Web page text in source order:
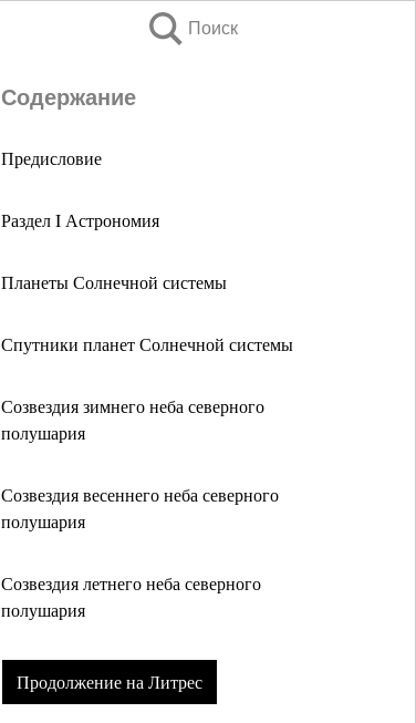
Поиск
Содержание
Предисловие
Раздел I Астрономия
Планеты Солнечной системы
Спутники планет Солнечной системы
Созвездия зимнего неба северного
полушария
Созвездия весеннего неба северного
полушария
Созвездия летнего неба северного
полушария
Продолжение на Литрес